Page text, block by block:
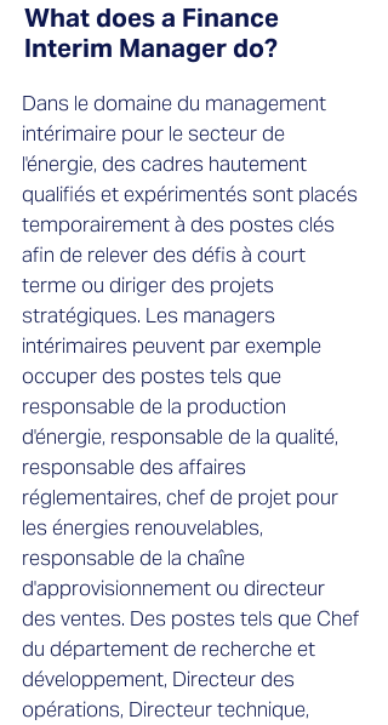
What does a Finance
Interim Manager do?
Dans le domaine du management
intérimaire pour le secteur de
l'énergie, des cadres hautement
qualifiés et expérimentés sont placés
temporairement à des postes clés
afin de relever des défis à court
terme ou diriger des projets
stratégiques. Les managers
intérimaires peuvent par exemple
occuper des postes tels que
responsable de la production
d'énergie, responsable de la qualité,
responsable des affaires
réglementaires, chef de projet pour
les énergies renouvelables,
responsable de la chaîne
d'approvisionnement ou directeur
des ventes. Des postes tels que Chef
du département de recherche et
développement, Directeur des
opérations, Directeur technique,